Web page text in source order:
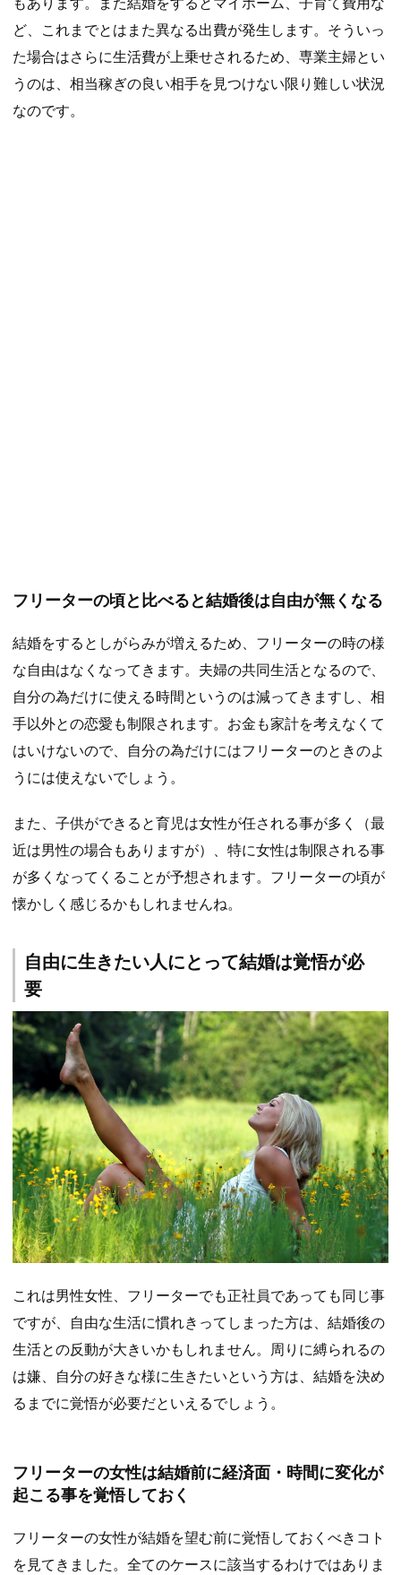
ど、これまでとはまた異なる出費が発生します。そういっ
た場合はさらに生活費が上乗せされるため、専業主婦とい
うのは、相当稼ぎの良い相手を見つけない限り難しい状況
なのです。
フリーターの頃と比べると結婚後は自由が無くなる
結婚をするとしがらみが増えるため、フリーターの時の様
な自由はなくなってきます。夫婦の共同生活となるので、
自分の為だけに使える時間というのは減ってきますし、相
手以外との恋愛も制限されます。お金も家計を考えなくて
はいけないので、自分の為だけにはフリーターのときのよ
うには使えないでしょう。
また、子供ができると育児は女性が任される事が多く（最
近は男性の場合もありますが）、特に女性は制限される事
が多くなってくることが予想されます。フリーターの頃が
懐かしく感じるかもしれませんね。
自由に生きたい人にとって結婚は覚悟が必
要
これは男性女性、フリーターでも正社員であっても同じ事
ですが、自由な生活に慣れきってしまった方は、結婚後の
生活との反動が大きいかもしれません。周りに縛られるの
は嫌、自分の好きな様に生きたいという方は、結婚を決め
るまでに覚悟が必要だといえるでしょう。
フリーターの女性は結婚前に経済面・時間に変化が
起こる事を覚悟しておく
フリーターの女性が結婚を望む前に覚悟しておくべきコト
を見てきました。全てのケースに該当するわけではありま